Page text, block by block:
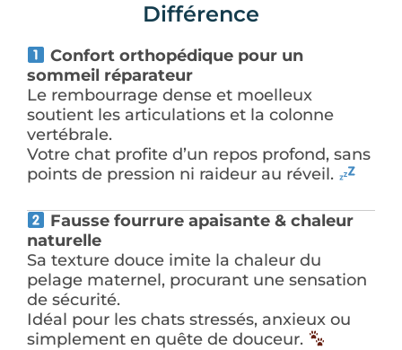
Différence
Confort orthopédique pour un
sommeil réparateur
Le rembourrage dense et moelleux
soutient les articulations et la colonne
vertébrale.
Votre chat profite d’un repos profond, sans
points de pression ni raideur au réveil.
Fausse fourrure apaisante & chaleur
naturelle
Sa texture douce imite la chaleur du
pelage maternel, procurant une sensation
de sécurité.
Idéal pour les chats stressés, anxieux ou
simplement en quête de douceur.